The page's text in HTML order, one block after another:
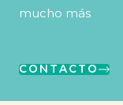
mucho más
CONTACTO